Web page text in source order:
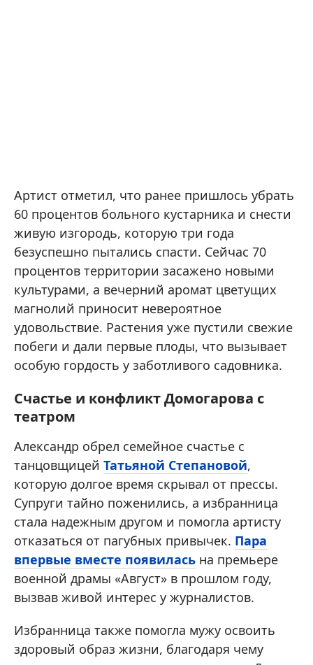
Артист отметил, что ранее пришлось убрать
60 процентов больного кустарника и снести
живую изгородь, которую три года
безуспешно пытались спасти. Сейчас 70
процентов территории засажено новыми
культурами, а вечерний аромат цветущих
магнолий приносит невероятное
удовольствие. Растения уже пустили свежие
побеги и дали первые плоды, что вызывает
особую гордость у заботливого садовника.
Счастье и конфликт Домогарова с
театром
Александр обрел семейное счастье с
танцовщицей Татьяной Степановой,
которую долгое время скрывал от прессы.
Супруги тайно поженились, а избранница
стала надежным другом и помогла артисту
отказаться от пагубных привычек. Пара
впервые вместе появилась на премьере
военной драмы «Август» в прошлом году,
вызвав живой интерес у журналистов.
Избранница также помогла мужу освоить
здоровый образ жизни, благодаря чему